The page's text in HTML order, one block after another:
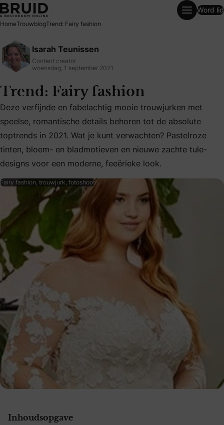
Trend: Fairy fashion
Word lid
HomeTrouwblogTrend: Fairy fashion
Isarah Teunissen
Content creator
woensdag, 1 september 2021
Trend: Fairy fashion
Deze verfijnde en fabelachtig mooie trouwjurken met
Deze verfijnde en fabelachtig mooie trouwjurken met
speelse, romantische details behoren tot de absolute
toptrends in 2021. Wat je kunt verwachten? Pastelroze
tinten, bloem- en bladmotieven en nieuwe zachte tule-
designs voor een moderne, feeërieke look.
Fairy fashion, trouwjurk, fotoshoot
Inhoudsopgave